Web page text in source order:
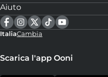
Aiuto
ItaliaCambia
Scarica l'app Ooni